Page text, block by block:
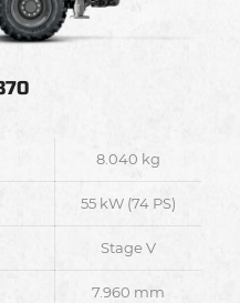
8.040 kg
55 kW (74 PS)
Stage V
7.960 mm